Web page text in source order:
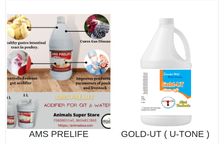
AMS PRELIFE
GOLD-UT ( U-TONE )